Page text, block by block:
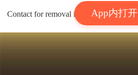
App内打开
Contact for removal if any infringement